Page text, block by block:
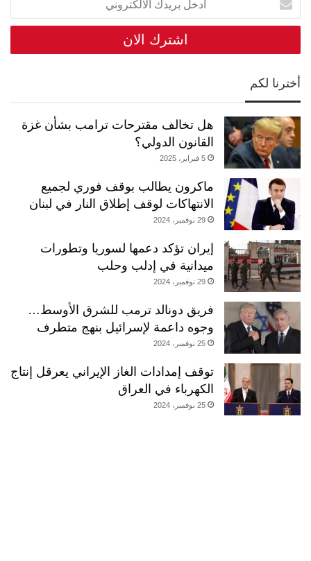
خ
ب
ي
د
ك
ا
ل
ر
و
ن
ي
أخترنا لكم
هل تخالف مقترحات ترامب بشأن غزة
القانون الدولي؟
5 فبراير، 2025
ماكرون يطالب بوقف فوري لجميع
الانتهاكات لوقف إطلاق النار في لبنان
29 نوفمبر، 2024
إيران تؤكد دعمها لسوريا وتطورات
ميدانية في إدلب وحلب
29 نوفمبر، 2024
فريق دونالد ترمب للشرق الأوسط…
وجوه داعمة لإسرائيل بنهج متطرف
25 نوفمبر، 2024
توقف إمدادات الغاز الإيراني يعرقل إنتاج
الكهرباء في العراق
25 نوفمبر، 2024